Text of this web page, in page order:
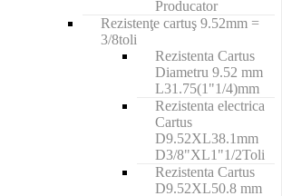
Producator
Rezistenţe cartuş 9.52mm =
3/8toli
Rezistenta Cartus
Diametru 9.52 mm
L31.75(1"1/4)mm
Rezistenta electrica
Cartus
D9.52XL38.1mm
D3/8"XL1"1/2Toli
Rezistenta Cartus
D9.52XL50.8 mm